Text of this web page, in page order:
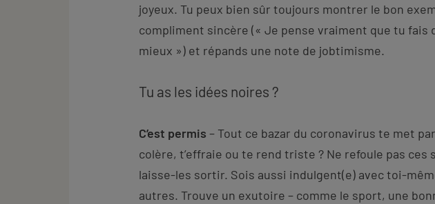
joyeux. Tu peux bien sûr toujours montrer le bon
compliment sincère (« Je pense vraiment que tu fais
mieux ») et répands une note de jobtimisme.
Tu as les idées noires ?
C’est permis – Tout ce bazar du coronavirus te met
colère, t’effraie ou te rend triste ? Ne refoule pas ces
laisse-les sortir. Sois aussi indulgent(e) avec toi-
autres. Trouve un exutoire – comme le sport, une